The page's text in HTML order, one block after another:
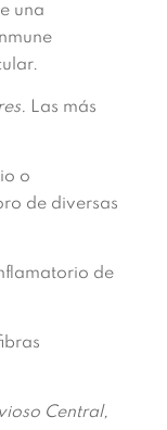
una
Las más
o
de diversas
de
Central,